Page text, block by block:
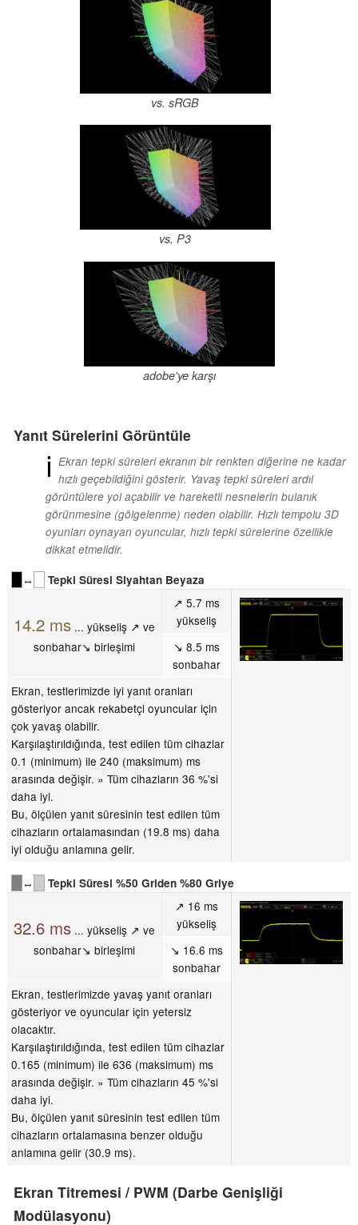
vs. sRGB
vs. P3
adobe'ye karşı
Yanıt Sürelerini Görüntüle
ℹ Ekran tepki süreleri ekranın bir renkten diğerine ne kadar
hızlı geçebildiğini gösterir. Yavaş tepki süreleri ardıl
görüntülere yol açabilir ve hareketli nesnelerin bulanık
görünmesine (gölgelenme) neden olabilir. Hızlı tempolu 3D
oyunları oynayan oyuncular, hızlı tepki sürelerine özellikle
dikkat etmelidir.
↔
Tepki Süresi Siyahtan Beyaza
14.2 ms ... yükseliş ↗ ve
sonbahar↘ birleşimi
↗ 5.7 ms
yükseliş
↘ 8.5 ms
sonbahar
Ekran, testlerimizde iyi yanıt oranları
gösteriyor ancak rekabetçi oyuncular için
çok yavaş olabilir.
Karşılaştırıldığında, test edilen tüm cihazlar
0.1 (minimum) ile 240 (maksimum) ms
arasında değişir. » Tüm cihazların 36 %'si
daha iyi.
Bu, ölçülen yanıt süresinin test edilen tüm
cihazların ortalamasından (19.8 ms) daha
iyi olduğu anlamına gelir.
↔ Tepki Süresi %50 Griden %80 Griye
32.6 ms ... yükseliş ↗ ve
sonbahar↘ birleşimi
↗ 16 ms
yükseliş
↘ 16.6 ms
sonbahar
Ekran, testlerimizde yavaş yanıt oranları
gösteriyor ve oyuncular için yetersiz
olacaktır.
Karşılaştırıldığında, test edilen tüm cihazlar
0.165 (minimum) ile 636 (maksimum) ms
arasında değişir. » Tüm cihazların 45 %'si
daha iyi.
Bu, ölçülen yanıt süresinin test edilen tüm
cihazların ortalamasına benzer olduğu
anlamına gelir (30.9 ms).
Ekran Titremesi / PWM (Darbe Genişliği
Modülasyonu)